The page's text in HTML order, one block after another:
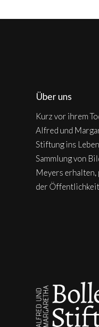
Über uns
Kurz vor ihrem
Alfred und
Stiftung ins
Sammlung von
Meyers
der